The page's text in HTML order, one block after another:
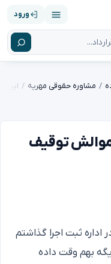
ورود
مشاوره حقوقی مهریه این
توقیف
ثبت اجرا گذاشتم
دیگه بهم وقت داده